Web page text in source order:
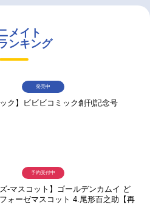
メイト
ンキング
ック】ビビビコミック創刊記念号
発売中
ズ-マスコット】ゴールデンカムイ ど
ォーゼマスコット 4.尾形百之助【再
予約受付中